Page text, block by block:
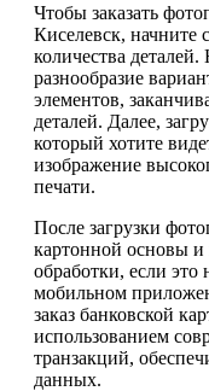
Чтобы заказать
Киселевск, начните
количества
разнообразие
элементов,
деталей. Далее,
который хотите
изображение
печати.
После загрузки
картонной основы
обработки, если
мобильном
заказ банковской
использованием
транзакций,
данных.